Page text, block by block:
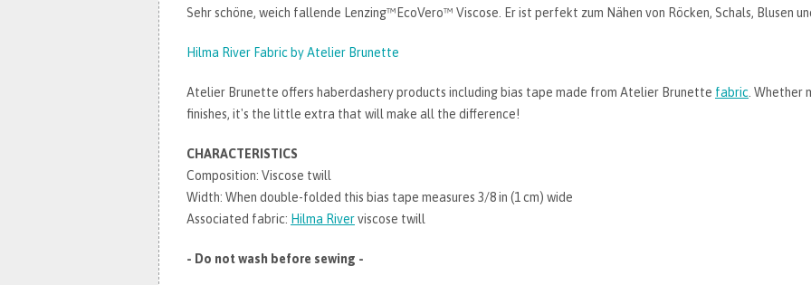
Sehr schöne, weich fallende Lenzing™️EcoVero™️ Viscose. Er ist perfekt zum Nähen von Röcken, Schals, Blusen
Hilma River Fabric by Atelier Brunette
Atelier Brunette offers haberdashery products including bias tape made from Atelier Brunette fabric . Whether
finishes, it's the little extra that will make all the difference!
CHARACTERISTICS
Composition: Viscose twill
Width: When double-folded this bias tape measures 3/8 in (1 cm) wide
Associated fabric: Hilma Riverviscose twill
- Do not wash before sewing -